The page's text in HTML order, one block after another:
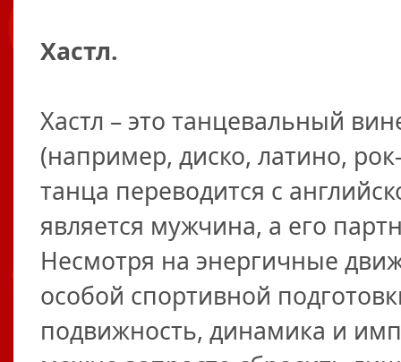
Хастл.
Хастл – это танцевальный
(например, диско, латино,
танца переводится с
является мужчина, а его
Несмотря на энергичные
особой спортивной
подвижность, динамика и